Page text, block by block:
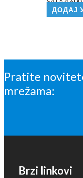
ДОДАЈ
Pratite
mrežama:
Brzi linkovi